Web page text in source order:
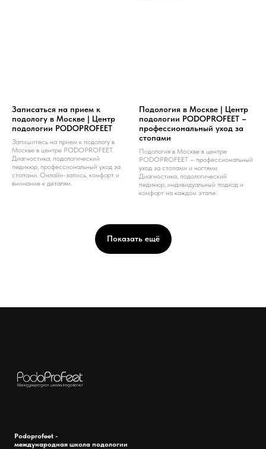
Записаться на прием к
подологу в Москве | Центр
подологии PODOPROFEET
Запишитесь на прием к подологу в
Москве в центре PODOPROFEET.
Диагностика, подологический
педикюр, профессиональный уход за
стопами. Онлайн-запись, комфорт и
внимание к деталям.
Подология в Москве | Центр
подологии PODOPROFEET –
профессиональный уход за
стопами
Подология в Москве в центре
PODOPROFEET – профессиональный
уход за стопами и ногтями.
Диагностика, подологический
педикюр, индивидуальный подход и
комфорт на каждом этапе.
Показать ещё
Podoprofeet -
международная школа подологии